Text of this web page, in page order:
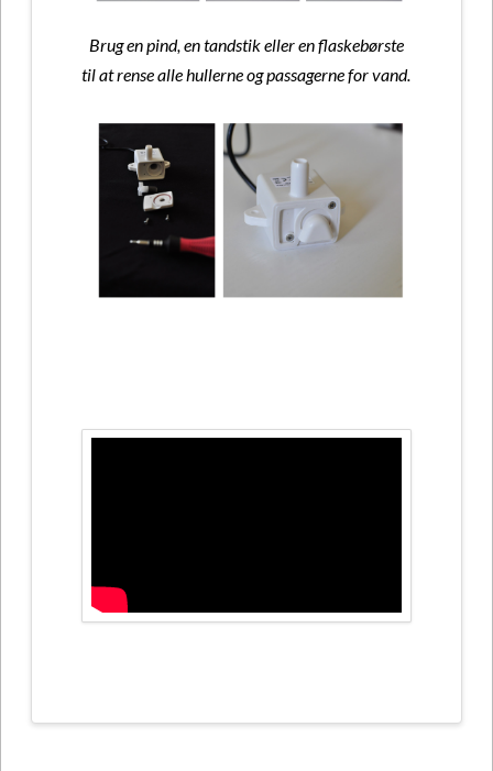
Brug en pind, en tandstik eller en flaskebørste
til at rense alle hullerne og passagerne for vand.